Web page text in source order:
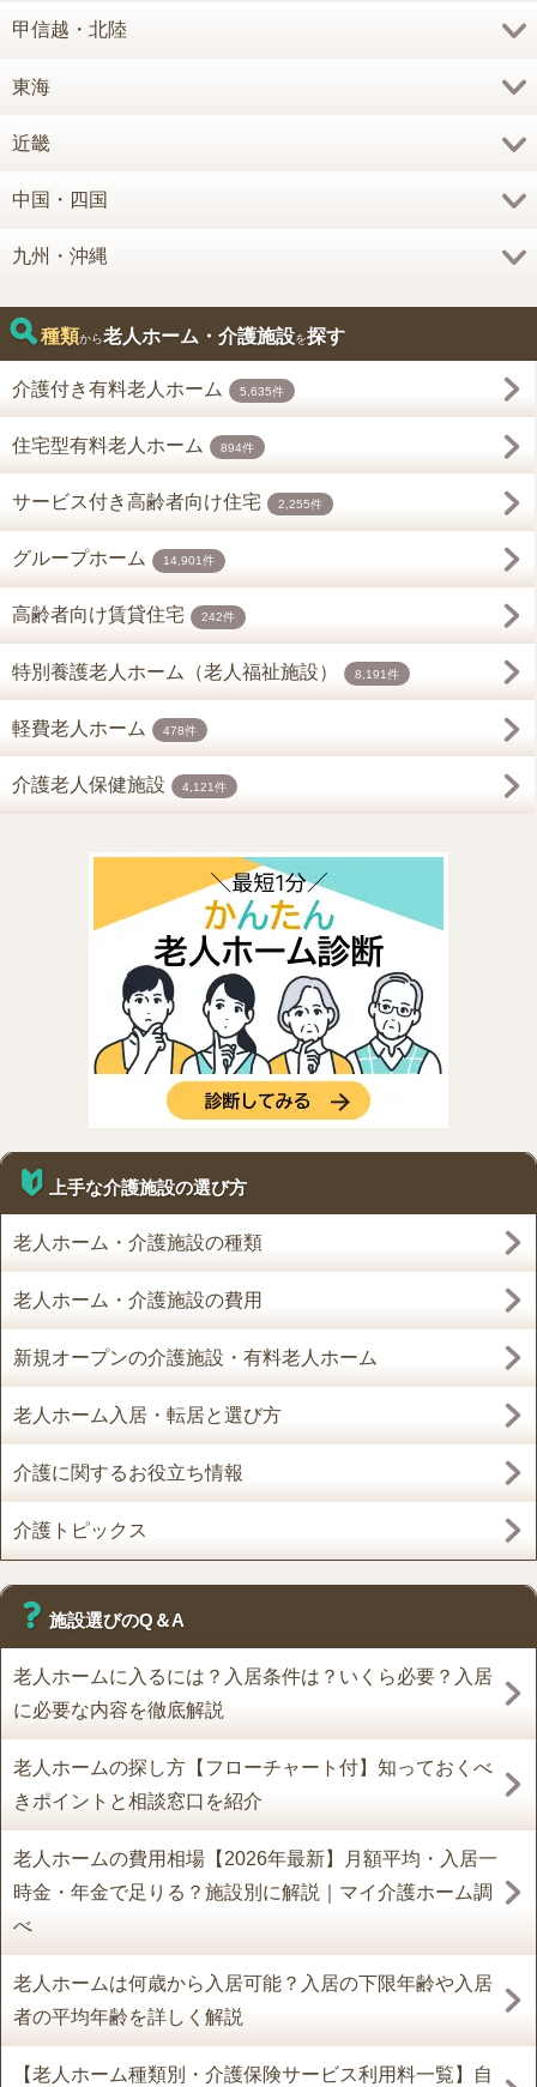
甲信越・北陸
東海
近畿
中国・四国
九州・沖縄
種類から老人ホーム・介護施設を探す
介護付き有料老人ホーム 5,635件
住宅型有料老人ホーム 894件
サービス付き高齢者向け住宅 2,255件
グループホーム 14,901件
高齢者向け賃貸住宅 242件
特別養護老人ホーム（老人福祉施設） 8,191件
軽費老人ホーム 478件
介護老人保健施設 4,121件
上手な介護施設の選び方
老人ホーム・介護施設の種類
老人ホーム・介護施設の費用
新規オープンの介護施設・有料老人ホーム
老人ホーム入居・転居と選び方
介護に関するお役立ち情報
介護トピックス
施設選びのQ＆A
老人ホームに入るには？入居条件は？いくら必要？入居
に必要な内容を徹底解説
老人ホームの探し方【フローチャート付】知っておくべ
きポイントと相談窓口を紹介
老人ホームの費用相場【2026年最新】月額平均・入居一
時金・年金で足りる？施設別に解説｜マイ介護ホーム調
べ
老人ホームは何歳から入居可能？入居の下限年齢や入居
者の平均年齢を詳しく解説
【老人ホーム種類別・介護保険サービス利用料一覧】自